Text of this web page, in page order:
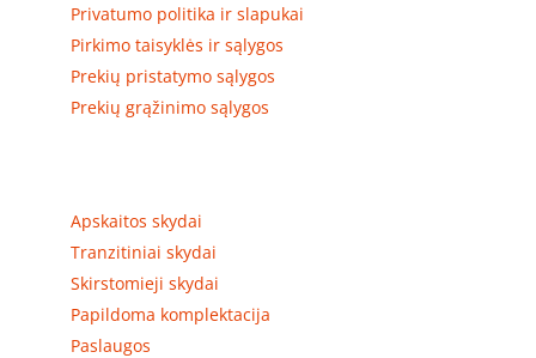
Privatumo politika ir slapukai
Pirkimo taisyklės ir sąlygos
Prekių pristatymo sąlygos
Prekių grąžinimo sąlygos
Apskaitos skydai
Tranzitiniai skydai
Skirstomieji skydai
Papildoma komplektacija
Paslaugos